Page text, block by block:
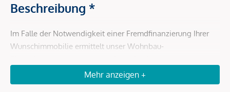
Beschreibung *
Im Falle der Notwendigkeit einer Fremdfinanzierung Ihrer
Wunschimmobilie ermittelt unser Wohnbau-
Finanzierungslösung und findet das passende Zins- und
Konditionsangebot für Sie. Er vergleicht die aktuellen
Mehr anzeigen +